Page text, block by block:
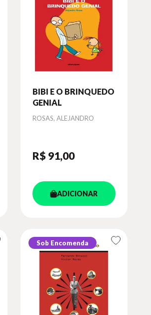
BIBI E O BRINQUEDO
GENIAL
Autor
ROSAS, ALEJANDRO
R$ 91,00
ADICIONAR
Sob Encomenda